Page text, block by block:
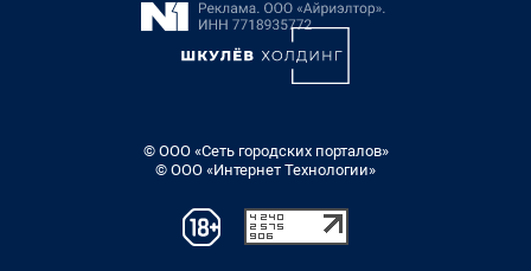
© ООО «Сеть городских порталов»
© ООО «Интернет Технологии»